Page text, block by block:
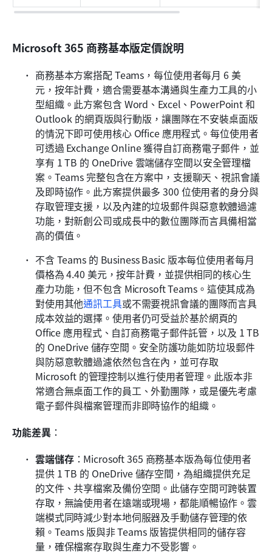
Microsoft 365 商務基本版定價說明
商務基本方案搭配 Teams，每位使用者每月 6 美
元，按年計費，適合需要基本溝通與生產力工具的小
型組織。此方案包含 Word、Excel、PowerPoint 和
Outlook 的網頁版與行動版，讓團隊在不安裝桌面版
的情況下即可使用核心 Office 應用程式。每位使用者
可透過 Exchange Online 獲得自訂商務電子郵件，並
享有 1 TB 的 OneDrive 雲端儲存空間以安全管理檔
案。Teams 完整包含在方案中，支援聊天、視訊會議
及即時協作。此方案提供最多 300 位使用者的身分與
存取管理支援，以及內建的垃圾郵件與惡意軟體過濾
功能，對新創公司或成長中的數位團隊而言具備相當
高的價值。
不含 Teams 的 Business Basic 版本每位使用者每月
價格為 4.40 美元，按年計費，並提供相同的核心生
產力功能，但不包含 Microsoft Teams。這使其成為
對使用其他通訊工具或不需要視訊會議的團隊而言具
成本效益的選擇。使用者仍可受益於基於網頁的
Office 應用程式、自訂商務電子郵件託管，以及 1 TB
的 OneDrive 儲存空間。安全防護功能如防垃圾郵件
與防惡意軟體過濾依然包含在內，並可存取
Microsoft 的管理控制以進行使用者管理。此版本非
常適合無桌面工作的員工、外勤團隊，或是優先考慮
電子郵件與檔案管理而非即時協作的組織。
功能差異：
雲端儲存：Microsoft 365 商務基本版為每位使用者
提供 1 TB 的 OneDrive 儲存空間，為組織提供充足
的文件、共享檔案及備份空間。此儲存空間可跨裝置
存取，無論使用者在遠端或現場，都能順暢協作。雲
端模式同時減少對本地伺服器及手動儲存管理的依
賴。Teams 版與非 Teams 版皆提供相同的儲存容
量，確保檔案存取與生產力不受影響。